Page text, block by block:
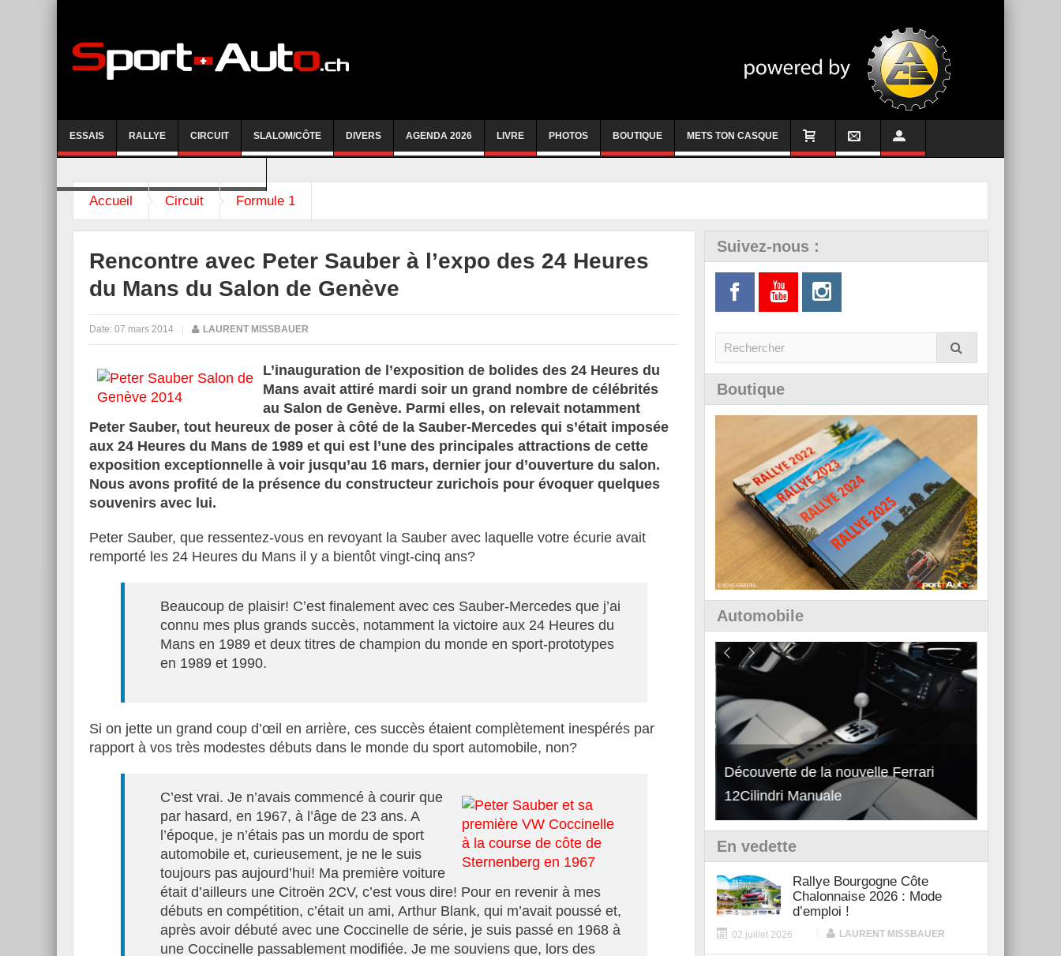
ESSAIS RALLYE CIRCUIT SLALOM/CÔTE DIVERS AGENDA 2026 LIVRE PHOTOS BOUTIQUE METS TON CASQUE
Accueil Circuit Formule 1
Rencontre avec Peter Sauber à l’expo des 24 Heures
du Mans du Salon de Genève
Date: 07 mars 2014 LAURENT MISSBAUER
L’inauguration de l’exposition de bolides des 24 Heures du
Mans avait attiré mardi soir un grand nombre de célébrités
au Salon de Genève. Parmi elles, on relevait notamment
Peter Sauber, tout heureux de poser à côté de la Sauber-Mercedes qui s’était imposée
aux 24 Heures du Mans de 1989 et qui est l’une des principales attractions de cette
exposition exceptionnelle à voir jusqu’au 16 mars, dernier jour d’ouverture du salon.
Nous avons profité de la présence du constructeur zurichois pour évoquer quelques
souvenirs avec lui.
Peter Sauber, que ressentez-vous en revoyant la Sauber avec laquelle votre écurie avait
remporté les 24 Heures du Mans il y a bientôt vingt-cinq ans?
Beaucoup de plaisir! C’est finalement avec ces Sauber-Mercedes que j’ai
connu mes plus grands succès, notamment la victoire aux 24 Heures du
Mans en 1989 et deux titres de champion du monde en sport-prototypes
en 1989 et 1990.
Si on jette un grand coup d’œil en arrière, ces succès étaient complètement inespérés par
rapport à vos très modestes débuts dans le monde du sport automobile, non?
C’est vrai. Je n’avais commencé à courir que
par hasard, en 1967, à l’âge de 23 ans. A
l’époque, je n’étais pas un mordu de sport
automobile et, curieusement, je ne le suis
toujours pas aujourd’hui! Ma première voiture
était d’ailleurs une Citroën 2CV, c’est vous dire! Pour en revenir à mes
débuts en compétition, c’était un ami, Arthur Blank, qui m’avait poussé et,
après avoir débuté avec une Coccinelle de série, je suis passé en 1968 à
une Coccinelle passablement modifiée. Je me souviens que, lors des
Suivez-nous :
Boutique
Automobile
Essai – Morgan Supersport
du Musée Porsche
Découverte de la nouvelle Ferrari
12Cilindri Manuale
En vedette
Rallye Bourgogne Côte
Chalonnaise 2026 : Mode
d’emploi !
02 juillet 2026 LAURENT MISSBAUER